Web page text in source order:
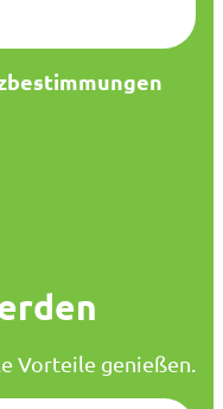
Vorteile genießen.